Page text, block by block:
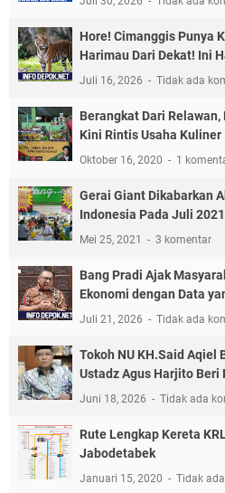
Hore! Cimanggis Punya
Harimau Dari Dekat! Ini
Juli 16, 2026 Tidak ada
Berangkat Dari Relawan,
Kini Rintis Usaha Kuliner
Oktober 16, 2020 1
Gerai Giant Dikabarkan
Indonesia Pada Juli 2021
Mei 25, 2021 3 komentar
Bang Pradi Ajak
Ekonomi dengan Data
Juli 21, 2026 Tidak ada
Tokoh NU KH.Said Aqiel
Ustadz Agus Harjito Beri
Juni 18, 2026 Tidak ada
Rute Lengkap Kereta
Jabodetabek
Januari 15, 2020 Tidak